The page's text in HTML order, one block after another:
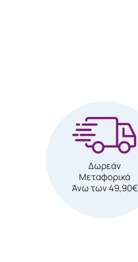
Δωρεάν
Μεταφορικά
Άνω των 49,90€